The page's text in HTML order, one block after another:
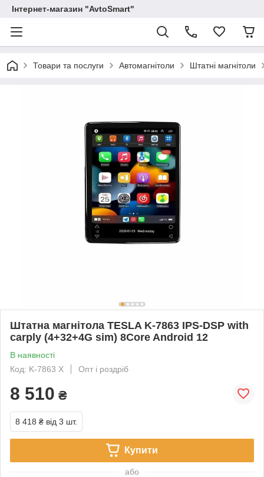
Інтернет-магазин "AvtoSmart"
Товари та послуги Автомагнітоли Штатні магнітоли
Штатна магнітола TESLA K-7863 IPS-DSP with
carply (4+32+4G sim) 8Core Android 12
В наявності
Код: K-7863 X
Опт і роздріб
8 510 ₴
8 418 ₴ від 3 шт.
Купити
або